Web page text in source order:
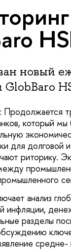
новый
: Продолжается
который
для долговой
риторику.
анализ
инфляции,
разделы